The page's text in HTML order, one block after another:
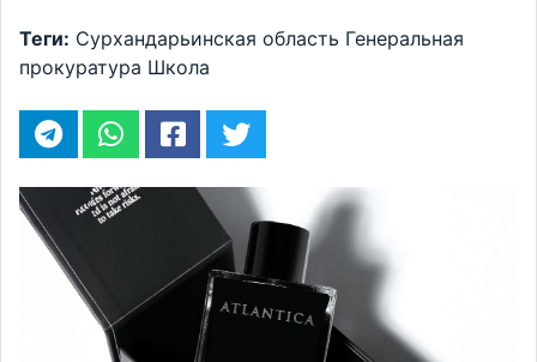
Теги: Сурхандарьинская область Генеральная
прокуратура Школа